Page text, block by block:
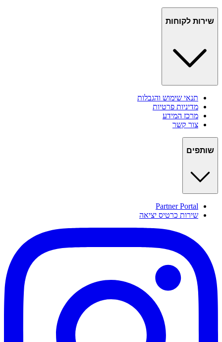
שירות לקוחות
תנאי שימוש והגבלות
מדיניות פרטיות
מרכז המידע
צור קשר
שותפים
Partner Portal
שירות כרטיס יציאה